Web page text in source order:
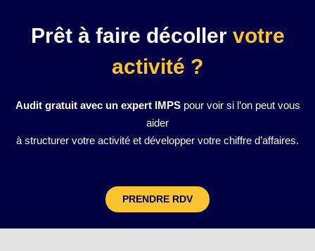
Prêt à faire décoller votre
activité ?
Audit gratuit avec un expert IMPSpour voir si l’on peut vous
aider
à structurer votre activité et développer votre chiffre d’affaires.
PRENDRE RDV